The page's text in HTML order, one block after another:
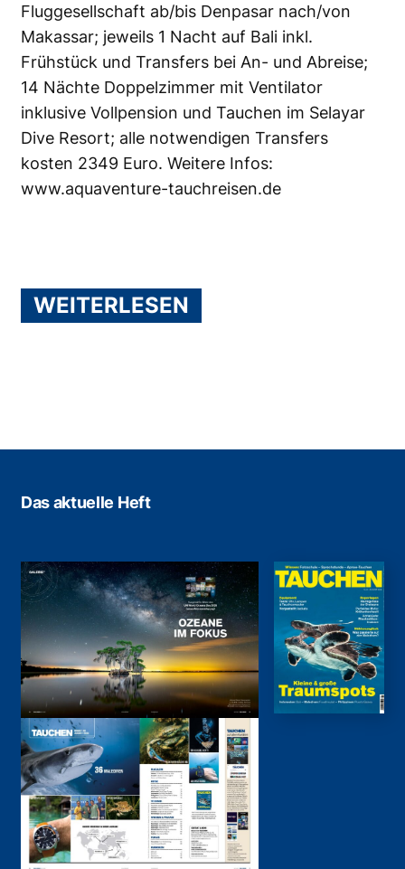
Fluggesellschaft ab/bis Denpasar nach/von
Makassar; jeweils 1 Nacht auf Bali inkl.
Frühstück und Transfers bei An- und Abreise;
14 Nächte Doppelzimmer mit Ventilator
inklusive Vollpension und Tauchen im Selayar
Dive Resort; alle notwendigen Transfers
kosten 2349 Euro. Weitere Infos:
www.aquaventure-tauchreisen.de
WEITERLESEN
Das aktuelle Heft